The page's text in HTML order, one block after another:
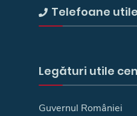
Telefoane utile
Legături utile
Guvernul României